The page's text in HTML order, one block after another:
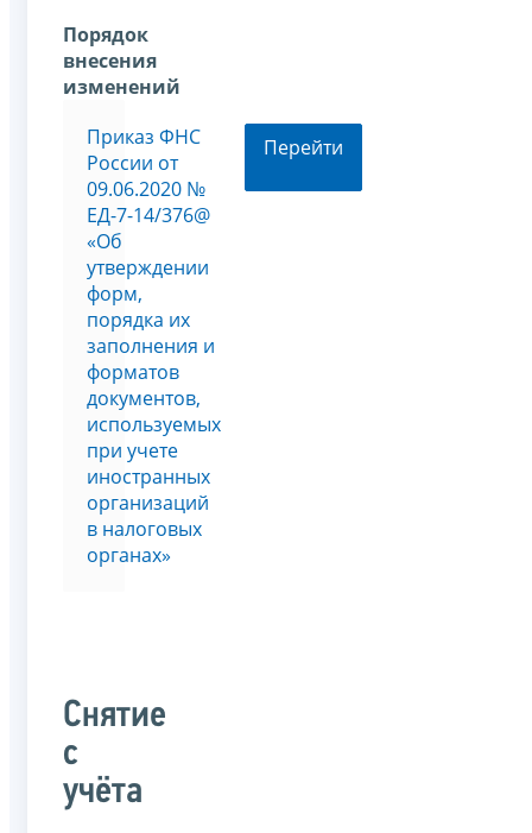
Порядок
внесения
изменений
Приказ ФНС
России от
09.06.2020 №
ЕД-7-14/376@
«Об
утверждении
форм,
порядка их
заполнения и
форматов
документов,
используемых
при учете
иностранных
организаций
в налоговых
органах»
Перейти
Снятие
с
учёта